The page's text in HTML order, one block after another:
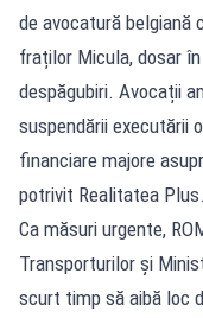
de avocatură belgiană
fraților Micula, dosar
despăgubiri. Avocații
suspendării executării
financiare majore
potrivit Realitatea Plus.
Ca măsuri urgente,
Transporturilor și
scurt timp să aibă loc